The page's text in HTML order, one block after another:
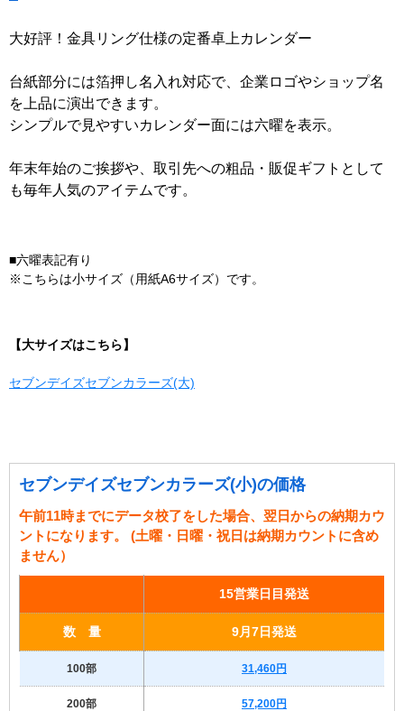
大好評！金具リング仕様の定番卓上カレンダー
台紙部分には箔押し名入れ対応で、企業ロゴやショップ名
を上品に演出できます。
シンプルで見やすいカレンダー面には六曜を表示。
年末年始のご挨拶や、取引先への粗品・販促ギフトとして
も毎年人気のアイテムです。
■六曜表記有り
※こちらは小サイズ（用紙A6サイズ）です。
【大サイズはこちら】
セブンデイズセブンカラーズ(大)
セブンデイズセブンカラーズ(小)の価格
午前11時までにデータ校了をした場合、翌日からの納期カウ
ントになります。 (土曜・日曜・祝日は納期カウントに含め
ません）
15営業日目発送
数 量 9月7日発送
100部 31,460円
200部 57,200円